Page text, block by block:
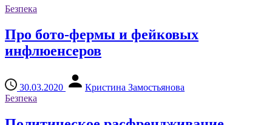
Безпека
Про бото-фермы и фейковых
инфлюенсеров
30.03.2020
Кристина Замостьянова
Безпека